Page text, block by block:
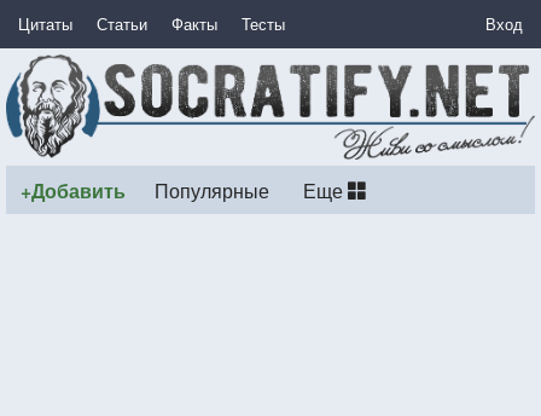
Цитаты Статьи Факты Тесты Вход
+Добавить Популярные Еще